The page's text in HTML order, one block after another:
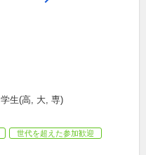
生(高, 大, 専)
世代を超えた参加歓迎